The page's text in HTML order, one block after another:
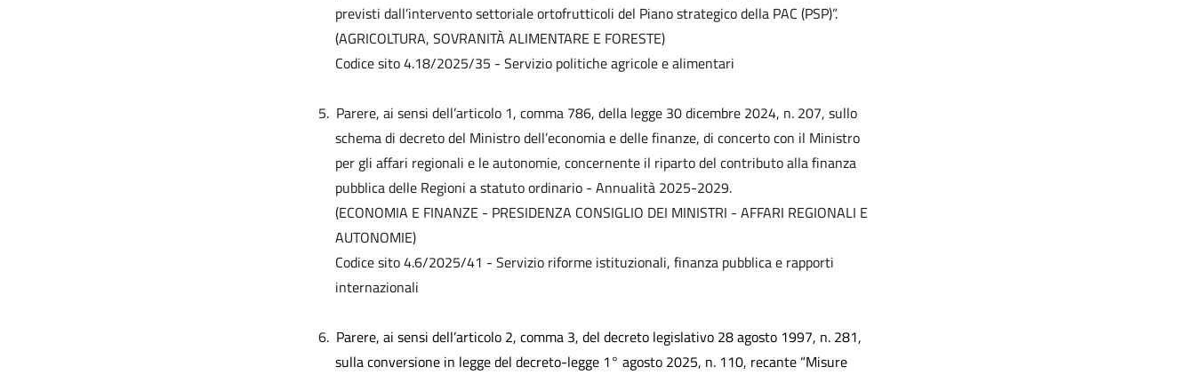
previsti dall’intervento settoriale ortofrutticoli del Piano strategico della PAC (PSP)”.
(AGRICOLTURA, SOVRANITÀ ALIMENTARE E FORESTE)
Codice sito 4.18/2025/35 - Servizio politiche agricole e alimentari
5. Parere, ai sensi dell’articolo 1, comma 786, della legge 30 dicembre 2024, n. 207, sullo
schema di decreto del Ministro dell’economia e delle finanze, di concerto con il Ministro
per gli affari regionali e le autonomie, concernente il riparto del contributo alla finanza
pubblica delle Regioni a statuto ordinario - Annualità 2025-2029.
(ECONOMIA E FINANZE - PRESIDENZA CONSIGLIO DEI MINISTRI - AFFARI REGIONALI E
AUTONOMIE)
Codice sito 4.6/2025/41 - Servizio riforme istituzionali, finanza pubblica e rapporti
internazionali
6. Parere, ai sensi dell’articolo 2, comma 3, del decreto legislativo 28 agosto 1997, n. 281,
sulla conversione in legge del decreto-legge 1° agosto 2025, n. 110, recante “Misure